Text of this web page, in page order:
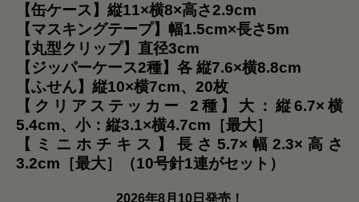
【缶ケース】縦11×横8×高さ2.9cm
【マスキングテープ】幅1.5cm×長さ5m
【丸型クリップ】直径3cm
【ジッパーケース2種】各 縦7.6×横8.8cm
【ふせん】縦10×横7cm、20枚
【クリアステッカー 2種】大：縦6.7×横
5.4cm、小：縦3.1×横4.7cm［最大］
【ミニホチキス】長さ5.7×幅2.3×高さ
3.2cm［最大］（10号針1連がセット）
2026年8月10日発売！